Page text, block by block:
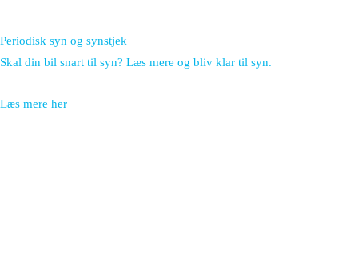
Periodisk syn og synstjek
Skal din bil snart til syn? Læs mere og bliv klar til syn.
Læs mere her